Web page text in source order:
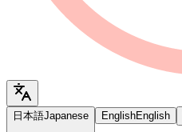
日本語Japanese EnglishEnglish